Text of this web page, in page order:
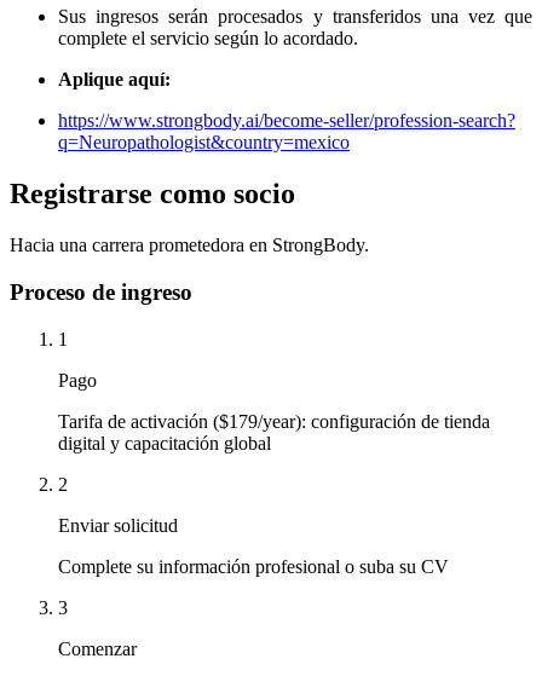
Sus ingresos serán procesados ​​y transferidos una vez que
complete el servicio según lo acordado.
Aplique aquí:
https://www.strongbody.ai/become-seller/profession-search?
q=Neuropathologist&country=mexico
Registrarse como socio
Hacia una carrera prometedora en StrongBody.
Proceso de ingreso
1
Pago
Tarifa de activación ($179/year): configuración de tienda
digital y capacitación global
2
Enviar solicitud
Complete su información profesional o suba su CV
3
Comenzar